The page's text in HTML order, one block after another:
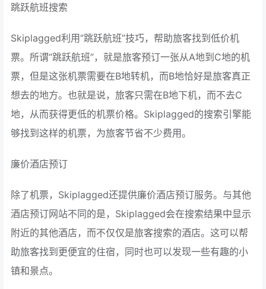
跳跃航班搜索
Skiplagged利用“跳跃航班”技巧，帮助旅客找到低价机
票。所谓“跳跃航班”，就是旅客预订一张从A地到C地的机
票，但是这张机票需要在B地转机，而B地恰好是旅客真正
想去的地方。也就是说，旅客只需在B地下机，而不去C
地，从而获得更低的机票价格。Skiplagged的搜索引擎能
够找到这样的机票，为旅客节省不少费用。
廉价酒店预订
除了机票，Skiplagged还提供廉价酒店预订服务。与其他
酒店预订网站不同的是，Skiplagged会在搜索结果中显示
附近的其他酒店，而不仅仅是旅客搜索的酒店。这可以帮
助旅客找到更便宜的住宿，同时也可以发现一些有趣的小
镇和景点。